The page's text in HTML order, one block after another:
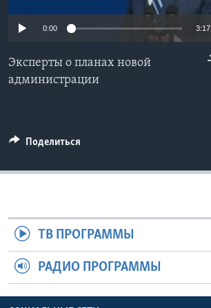
Learning English
СОЦИАЛЬНЫЕ СЕТИ
0:00 3:17
Эксперты о планах новой
администрации
Поделиться
ТВ ПРОГРАММЫ
РАДИО ПРОГРАММЫ